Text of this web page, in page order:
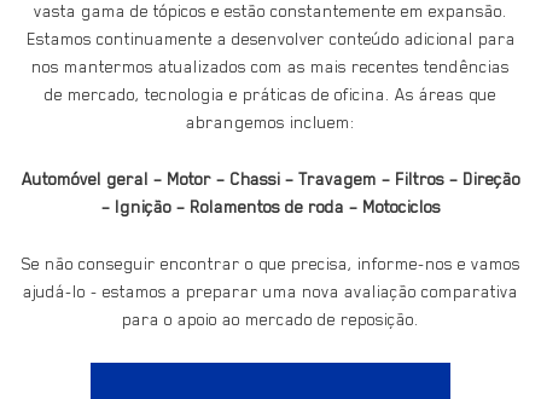
vasta gama de tópicos e estão constantemente em expansão.
Estamos continuamente a desenvolver conteúdo adicional para
nos mantermos atualizados com as mais recentes tendências
de mercado, tecnologia e práticas de oficina. As áreas que
abrangemos incluem:
Automóvel geral – Motor – Chassi – Travagem – Filtros – Direção
– Ignição – Rolamentos de roda – Motociclos
Se não conseguir encontrar o que precisa, informe-nos e vamos
ajudá-lo - estamos a preparar uma nova avaliação comparativa
para o apoio ao mercado de reposição.